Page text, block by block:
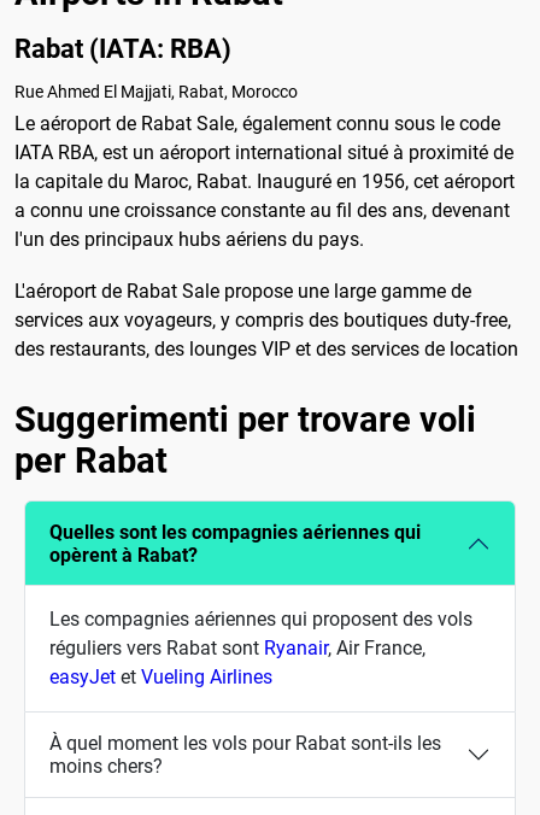
Rabat (IATA: RBA)
Rue Ahmed El Majjati, Rabat, Morocco
Le aéroport de Rabat Sale, également connu sous le code
IATA RBA, est un aéroport international situé à proximité de
la capitale du Maroc, Rabat. Inauguré en 1956, cet aéroport
a connu une croissance constante au fil des ans, devenant
l'un des principaux hubs aériens du pays.
L'aéroport de Rabat Sale propose une large gamme de
services aux voyageurs, y compris des boutiques duty-free,
des restaurants, des lounges VIP et des services de location
Suggerimenti per trovare voli
per Rabat
Quelles sont les compagnies aériennes qui
opèrent à Rabat?
Les compagnies aériennes qui proposent des vols
réguliers vers Rabat sont Ryanair, Air France,
easyJet et Vueling Airlines
À quel moment les vols pour Rabat sont-ils les
moins chers?